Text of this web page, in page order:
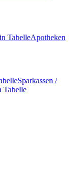
TabelleApotheken
Sparkassen /
Tabelle